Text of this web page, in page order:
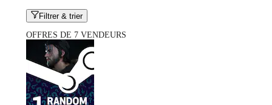
Filtrer & trier
OFFRES DE 7 VENDEURS